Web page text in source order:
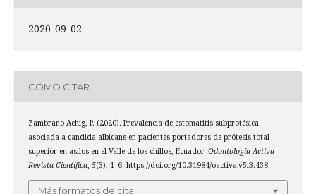
2020-09-02
CÓMO CITAR
Zambrano Achig, P. (2020). Prevalencia de estomatitis subprotésica
asociada a candida albicans en pacientes portadores de prótesis total
superior en asilos en el Valle de los chillos, Ecuador. Odontología Activa
Revista Científica, 5(3), 1–6. https://doi.org/10.31984/oactiva.v5i3.438
Más formatos de cita